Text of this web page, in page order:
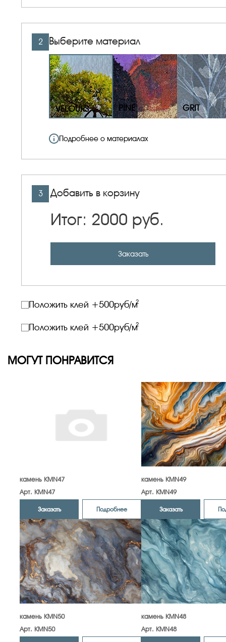
2 Выберите материал
VELOURS PINE GRIT
Подробнее о материалах
3 Добавить в корзину
Итог: 2000 руб.
Заказать
Положить клей +500руб/м2
Положить клей +500руб/м2
МОГУТ ПОНРАВИТСЯ
камень KMN47
Арт. KMN47
Заказать Подробнее
камень KMN49
Арт. KMN49
Заказать
камень KMN50
Арт. KMN50
камень KMN48
Арт. KMN48